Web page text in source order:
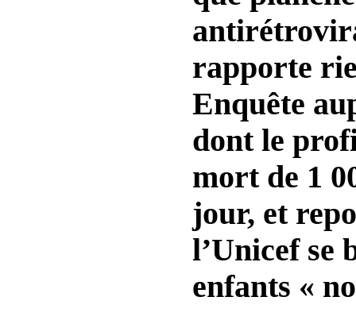
rapporte
Enquête
dont le
mort de 1
jour, et
l’Unicef se
enfants «